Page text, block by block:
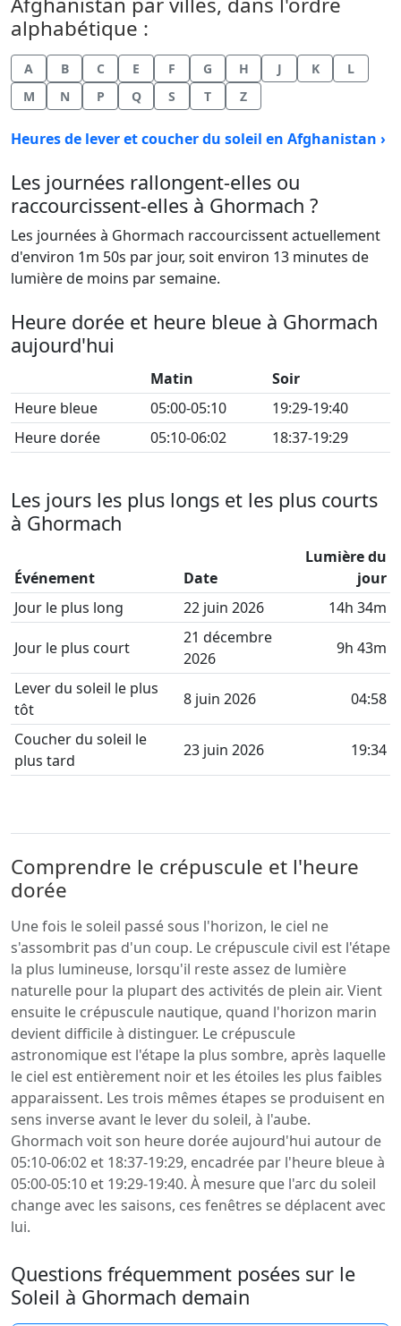
alphabétique :
A B C E F G H J K
L
M
N P Q S T Z
Heures de lever et coucher du soleil en Afghanistan ›
Les journées rallongent-elles ou
raccourcissent-elles à Ghormach ?
Les journées à Ghormach raccourcissent actuellement
d'environ 1m 50s par jour, soit environ 13 minutes de
lumière de moins par semaine.
Heure dorée et heure bleue à Ghormach
aujourd'hui
Matin
Soir
Heure bleue
05:00-05:10
19:29-19:40
Heure dorée
05:10-06:02 18:37-19:29
Les jours les plus longs et les plus courts
à Ghormach
Événement Date
Lumière du
jour
Jour le plus long
22 juin 2026 14h 34m
Jour le plus court
21 décembre
2026
9h 43m
Lever du soleil le plus
tôt
8 juin 2026 04:58
Coucher du soleil le
plus tard
23 juin 2026 19:34
Comprendre le crépuscule et l'heure
dorée
Une fois le soleil passé sous l'horizon, le ciel ne
s'assombrit pas d'un coup. Le crépuscule civil est l'étape
la plus lumineuse, lorsqu'il reste assez de lumière
naturelle pour la plupart des activités de plein air. Vient
ensuite le crépuscule nautique, quand l'horizon marin
devient difficile à distinguer. Le crépuscule
astronomique est l'étape la plus sombre, après laquelle
le ciel est entièrement noir et les étoiles les plus faibles
apparaissent. Les trois mêmes étapes se produisent en
sens inverse avant le lever du soleil, à l'aube.
Ghormach voit son heure dorée aujourd'hui autour de
05:10-06:02 et 18:37-19:29, encadrée par l'heure bleue à
05:00-05:10 et 19:29-19:40. À mesure que l'arc du soleil
change avec les saisons, ces fenêtres se déplacent avec
lui.
Questions fréquemment posées sur le
Soleil à Ghormach demain